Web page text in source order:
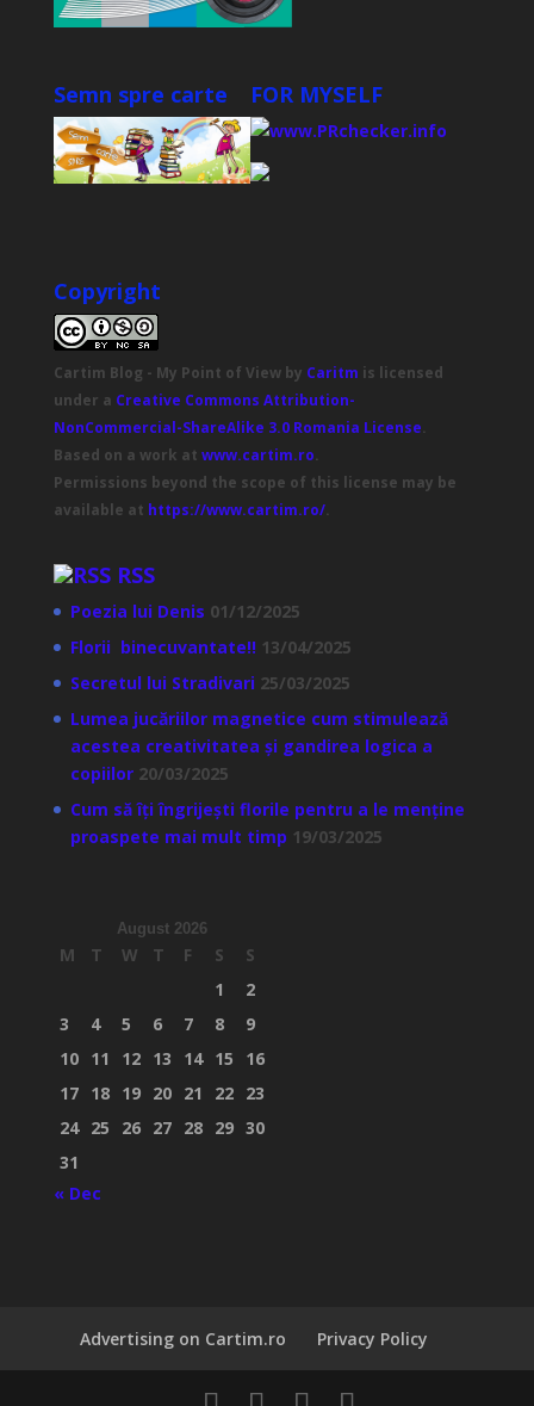
Semn spre carte FOR MYSELF
Copyright
Cartim Blog - My Point of Viewby Caritm is licensed
under a Creative Commons Attribution-
NonCommercial-ShareAlike 3.0 Romania License.
Based on a work at www.cartim.ro.
Permissions beyond the scope of this license may be
available at https://www.cartim.ro/.
RSS
Poezia lui Denis 01/12/2025
Florii binecuvantate!! 13/04/2025
Secretul lui Stradivari 25/03/2025
Lumea jucăriilor magnetice cum stimulează
acestea creativitatea și gandirea logica a
copiilor 20/03/2025
Cum să îți îngrijești florile pentru a le menține
proaspete mai mult timp 19/03/2025
August 2026
M T W T F S
S
1
2
3
4 5 6 7 8
9
10 11 12 13 14 15
16
17 18 19 20 21 22 23
24 25 26 27 28 29 30
31
« Dec
Advertising on Cartim.ro Privacy Policy